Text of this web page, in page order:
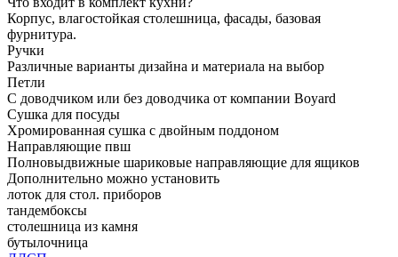
Корпус, влагостойкая столешница, фасады, базовая
фурнитура.
Ручки
Различные варианты дизайна и материала на выбор
Петли
С доводчиком или без доводчика от компании Boyard
Сушка для посуды
Хромированная сушка с двойным поддоном
Направляющие пвш
Полновыдвижные шариковые направляющие для ящиков
Дополнительно можно установить
лоток для стол. приборов
тандембоксы
столешница из камня
бутылочница